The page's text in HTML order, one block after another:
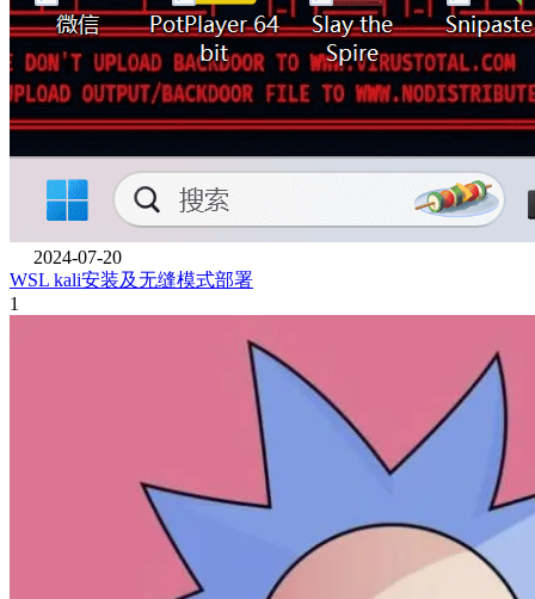
2024-07-20
WSL kali安装及无缝模式部署
1